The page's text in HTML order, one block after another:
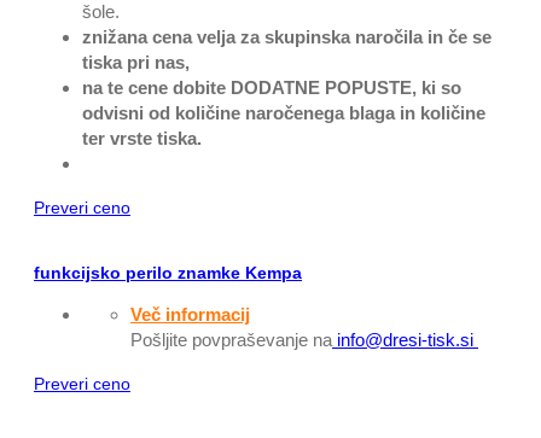
šole.
znižana cena velja za skupinska naročila in če se
tiska pri nas,
na te cene dobite DODATNE POPUSTE, ki so
odvisni od količine naročenega blaga in količine
ter vrste tiska.
Preveri ceno
funkcijsko perilo znamke Kempa
Več informacij
Pošljite povpraševanje nainfo@dresi-tisk.si
Preveri ceno